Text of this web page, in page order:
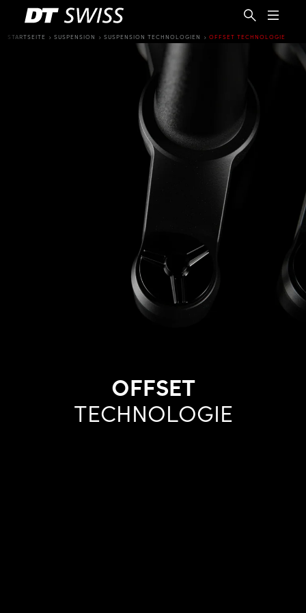
STARTSEITE SUSPENSION SUSPENSION TECHNOLOGIEN OFFSET TECHNOLOGIE
OFFSET
TECHNOLOGIE